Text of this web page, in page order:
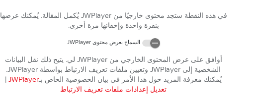
في هذه النقطة ستجد محتوى خارجيًا منJWPlayer يُكمل المقالة. يُمكنك عرضها
بنقرة واحدة وإخفائها مرة أخرى.
السماح بعرض محتوىJWPlayer
أوافق على عرض المحتوى الخارجي منJWPlayer لي. يتيح ذلك نقل البيانات
الشخصية إلى JWPlayer وتعيين ملفات تعريف الارتباط بواسطة JWPlayer
.
يُمكنك معرفة المزيد حول هذا الأمر في بيان الخصوصية الخاص بـJWPlayer
تعديل إعدادات ملفات تعريف الارتباط